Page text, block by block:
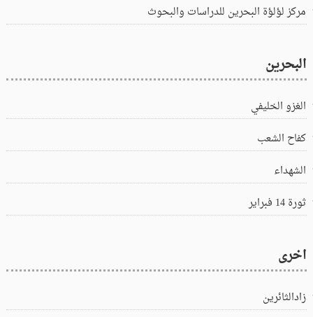
مركز لؤلؤة البحرين للدراسات والبحوث
البحرين
الغزو الخليفي
كفاح الشعب
الشهداء
ثورة 14 فبراير
اخرى
زادالثائرين